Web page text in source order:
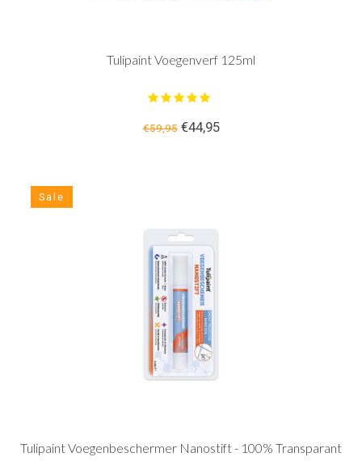
Tulipaint Voegenverf 125ml
€59,95€44,95
Sale
Tulipaint Voegenbeschermer Nanostift - 100% Transparant